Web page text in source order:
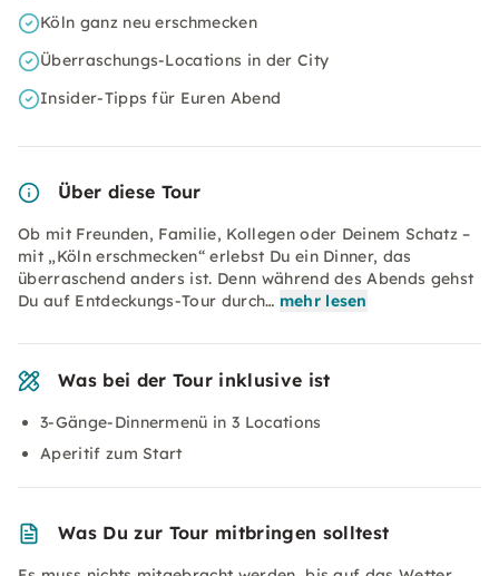
Köln ganz neu erschmecken
Überraschungs-Locations in der City
Insider-Tipps für Euren Abend
Über diese Tour
Ob mit Freunden, Familie, Kollegen oder Deinem Schatz –
mit „Köln erschmecken“ erlebst Du ein Dinner, das
überraschend anders ist. Denn während des Abends gehst
Du auf Entdeckungs-Tour durch… mehr lesen
Was bei der Tour inklusive ist
3-Gänge-Dinnermenü in 3 Locations
Aperitif zum Start
Was Du zur Tour mitbringen solltest